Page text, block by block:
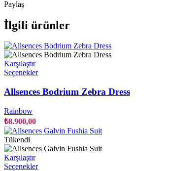
Paylaş
İlgili ürünler
Karşılaştır
SeçeneklerBu
birden
fazla
ürün
seçilebilir
Allsences Bodrium Zebra Dress
Rainbow
₺8.900,00
Tükendi
Karşılaştır
SeçeneklerBu